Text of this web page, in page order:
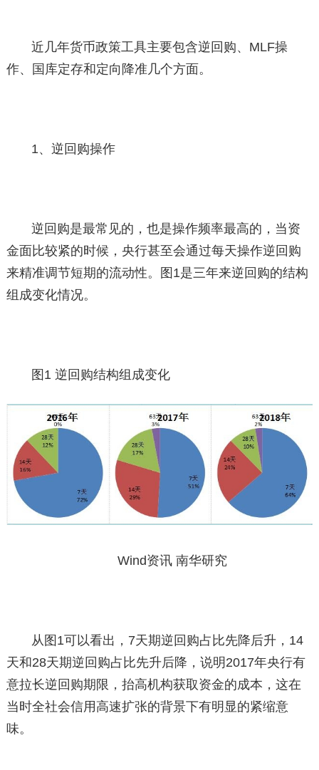
近几年货币政策工具主要包含逆回购、MLF操
作、国库定存和定向降准几个方面。
1、逆回购操作
逆回购是最常见的，也是操作频率最高的，当资
金面比较紧的时候，央行甚至会通过每天操作逆回购
来精准调节短期的流动性。图1是三年来逆回购的结构
组成变化情况。
图1 逆回购结构组成变化
Wind资讯 南华研究
从图1可以看出，7天期逆回购占比先降后升，14
天和28天期逆回购占比先升后降，说明2017年央行有
意拉长逆回购期限，抬高机构获取资金的成本，这在
当时全社会信用高速扩张的背景下有明显的紧缩意
味。